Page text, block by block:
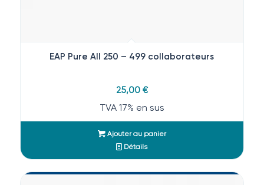
EAP Pure All 250 – 499 collaborateurs
25,00 €
TVA 17% en sus
Ajouter au panier
Détails